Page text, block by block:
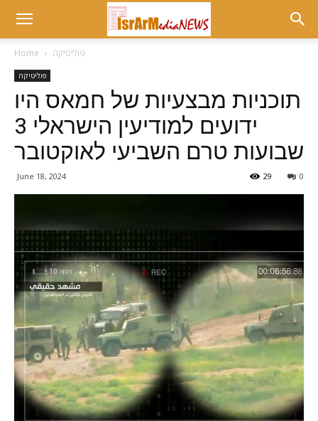
Home פוליטיקה
פוליטיקה
תוכניות מבצעיות של חמאס היו
ידועים למודיעין הישראלי 3
שבועות טרם השביעי לאוקטובר
June 18, 2024 0
29